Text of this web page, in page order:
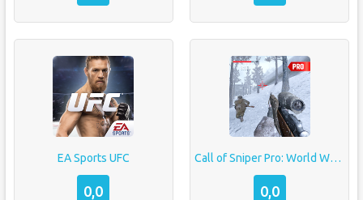
EA Sports UFC
0,0
Call of Sniper Pro: World War 2
0,0